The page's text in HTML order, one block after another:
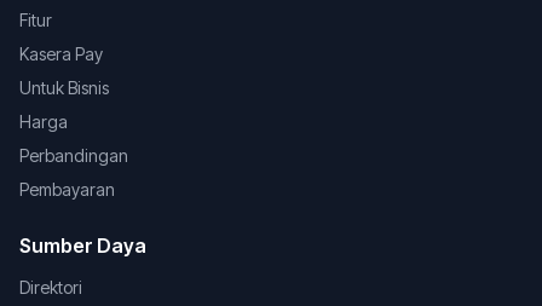
Fitur
Kasera Pay
Untuk Bisnis
Harga
Perbandingan
Pembayaran
Sumber Daya
Direktori